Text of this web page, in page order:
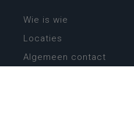
Wie is wie
Locaties
Algemeen contact